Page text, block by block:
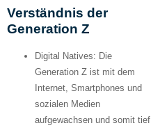
Verständnis der
Generation Z
Digital Natives: Die
Generation Z ist mit dem
Internet, Smartphones und
sozialen Medien
aufgewachsen und somit tief